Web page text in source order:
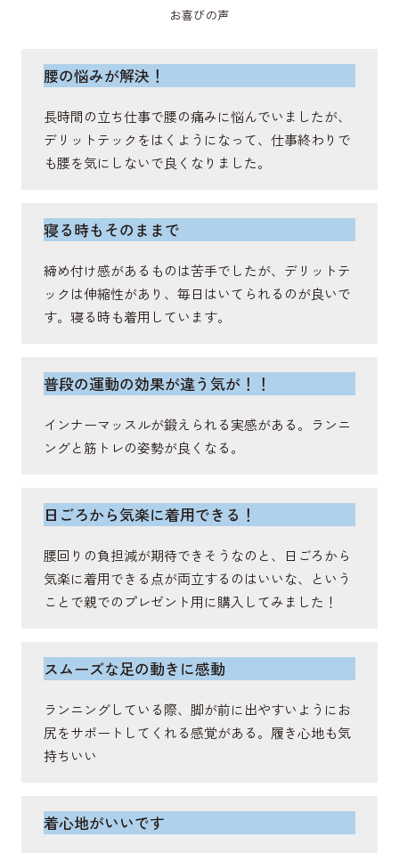
棘突起
体幹や背骨の運動軸をサポートする骨。
広背筋
脊柱を伸展・側屈し、体幹の安定をさせ、回旋を補
助する筋肉。
脊柱起立筋
幹の安定に関与する筋肉。
お喜びの声
腰の悩みが解決！
長時間の立ち仕事で腰の痛みに悩んでいましたが、
デリットテックをはくようになって、仕事終わりで
も腰を気にしないで良くなりました。
寝る時もそのままで
締め付け感があるものは苦手でしたが、デリットテ
ックは伸縮性があり、毎日はいてられるのが良いで
す。寝る時も着用しています。
普段の運動の効果が違う気が！！
インナーマッスルが鍛えられる実感がある。ランニ
ングと筋トレの姿勢が良くなる。
日ごろから気楽に着用できる！
腰回りの負担減が期待できそうなのと、日ごろから
気楽に着用できる点が両立するのはいいな、という
ことで親でのプレゼント用に購入してみました！
スムーズな足の動きに感動
ランニングしている際、脚が前に出やすいようにお
尻をサポートしてくれる感覚がある。履き心地も気
持ちいい
着心地がいいです